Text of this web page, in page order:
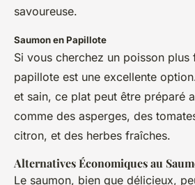
savoureuse.
Saumon en Papillote
Si vous cherchez un poisson plus
papillote est une excellente
et sain, ce plat peut être préparé
comme des asperges, des
citron, et des herbes fraîches.
Alternatives Économiques au
Le saumon, bien que délicieux,